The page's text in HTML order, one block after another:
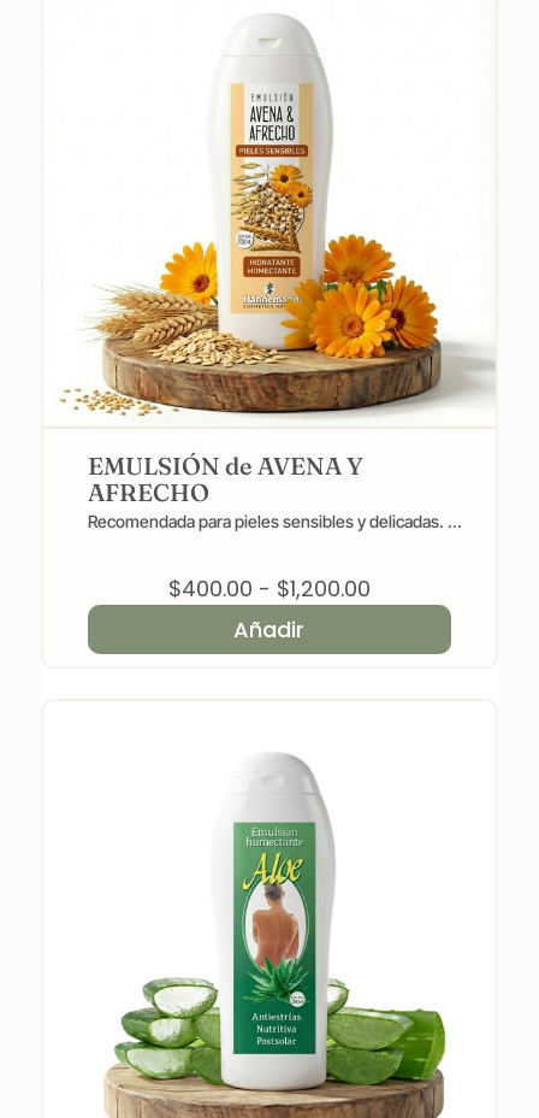
EMULSIÓN de AVENA Y
AFRECHO
Recomendada para pieles sensibles y delicadas. ...
$400.00 - $1,200.00Rango
precios:
Añadir